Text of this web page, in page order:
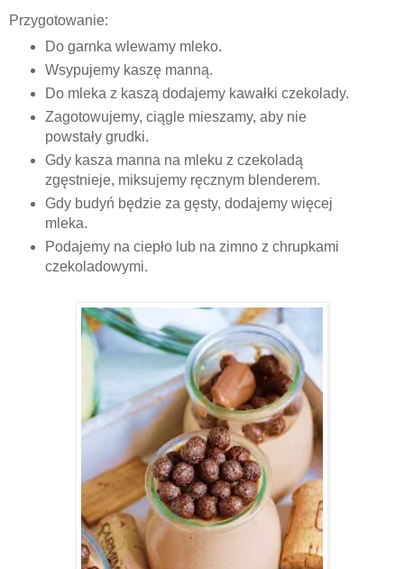
Przygotowanie:
Do garnka wlewamy mleko.
Wsypujemy kaszę manną.
Do mleka z kaszą dodajemy kawałki czekolady.
Zagotowujemy, ciągle mieszamy, aby nie
powstały grudki.
Gdy kasza manna na mleku z czekoladą
zgęstnieje, miksujemy ręcznym blenderem.
Gdy budyń będzie za gęsty, dodajemy więcej
mleka.
Podajemy na ciepło lub na zimno z chrupkami
czekoladowymi.